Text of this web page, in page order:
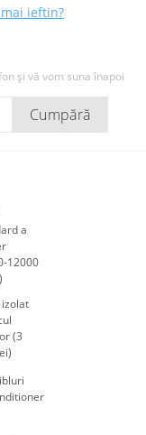
ieftin?
și vă vom suna înapoi
Cumpără
a
12000
(3